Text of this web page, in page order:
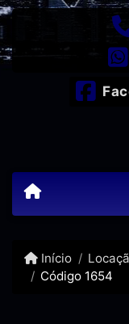
Início
Código 1654